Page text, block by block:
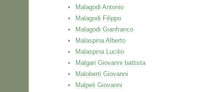
Malagodi Antonio
Malagodi Filippo
Malagodi Gianfranco
Malaspina Alberto
Malaspina Lucilio
Malgari Giovanni battista
Maloberti Giovanni
Malpeli Giovanni